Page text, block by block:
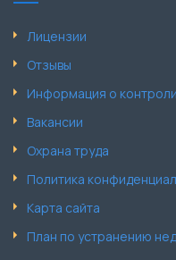
Лицензии
Отзывы
Информация о
Вакансии
Охрана труда
Политика
Карта сайта
План по устранению